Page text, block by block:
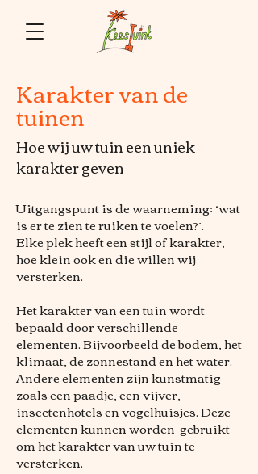
Karakter van de
tuinen
Hoe wij uw tuin een uniek
karakter geven
Uitgangspunt is de waarneming; ‘wat
is er te zien te ruiken te voelen?’.
Elke plek heeft een stijl of karakter,
hoe klein ook en die willen wij
versterken.
Het karakter van een tuin wordt
bepaald door verschillende
elementen. Bijvoorbeeld de bodem, het
klimaat, de zonnestand en het water.
Andere elementen zijn kunstmatig
zoals een paadje, een vijver,
insectenhotels en vogelhuisjes. Deze
elementen kunnen worden gebruikt
om het karakter van uw tuin te
versterken.